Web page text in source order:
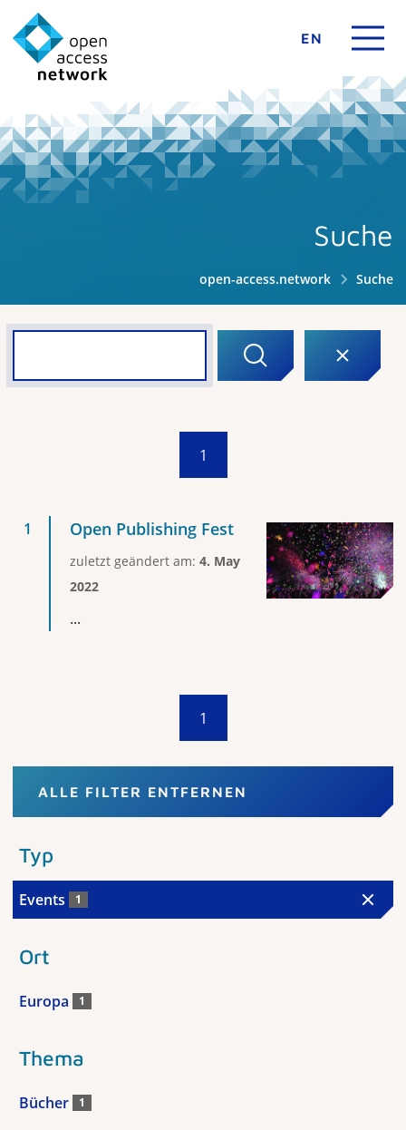
EN
Suche
open-access.network Suche
1
Open Publishing Fest
zuletzt geändert am: 4. May
2022
...
1
ALLE FILTER ENTFERNEN
Typ
Events 1
Ort
Europa 1
Thema
Bücher 1